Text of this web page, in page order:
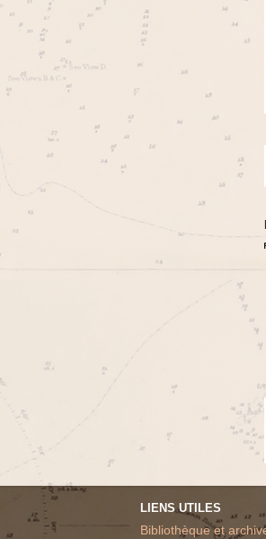
LIENS UTILES
Bibliothèque et